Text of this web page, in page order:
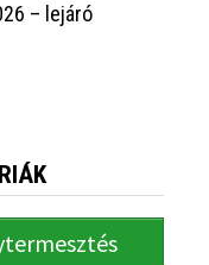
– lejáró